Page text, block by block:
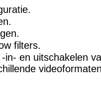
filters.
in- en uitschakelen